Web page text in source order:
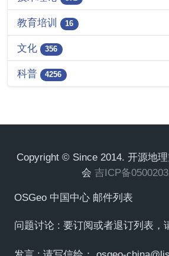
教育培训 16
文化 356
科普 4256
Copyright © Since 2014. 开源地
会 吉ICP备
OSGeo 中国中心 邮件列表
问题讨论 : 要订阅或者退订列表，